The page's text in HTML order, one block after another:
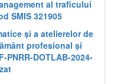
al traficului
SMIS 321905
și a atelierelor de
profesional și
DOTLAB-2024-